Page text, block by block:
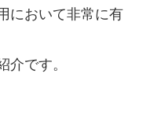
において非常に有
介です。